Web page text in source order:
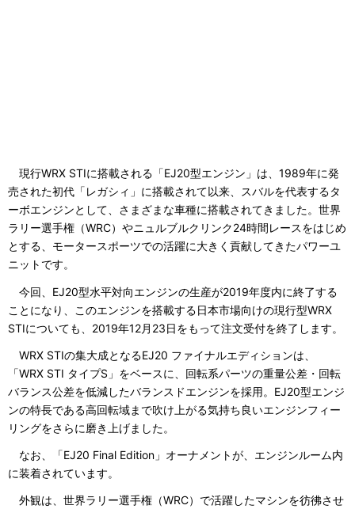
現行WRX STIに搭載される「EJ20型エンジン」は、1989年に発
売された初代「レガシィ」に搭載されて以来、スバルを代表するタ
ーボエンジンとして、さまざまな車種に搭載されてきました。世界
ラリー選手権（WRC）やニュルブルクリンク24時間レースをはじめ
とする、モータースポーツでの活躍に大きく貢献してきたパワーユ
ニットです。
今回、EJ20型水平対向エンジンの生産が2019年度内に終了する
ことになり、このエンジンを搭載する日本市場向けの現行型WRX
STIについても、2019年12月23日をもって注文受付を終了します。
WRX STIの集大成となるEJ20 ファイナルエディションは、
「WRX STI タイプS」をベースに、回転系パーツの重量公差・回転
バランス公差を低減したバランスドエンジンを採用。EJ20型エンジ
ンの特長である高回転域まで吹け上がる気持ち良いエンジンフィー
リングをさらに磨き上げました。
なお、「EJ20 Final Edition」オーナメントが、エンジンルーム内
に装着されています。
外観は、世界ラリー選手権（WRC）で活躍したマシンを彷彿させ